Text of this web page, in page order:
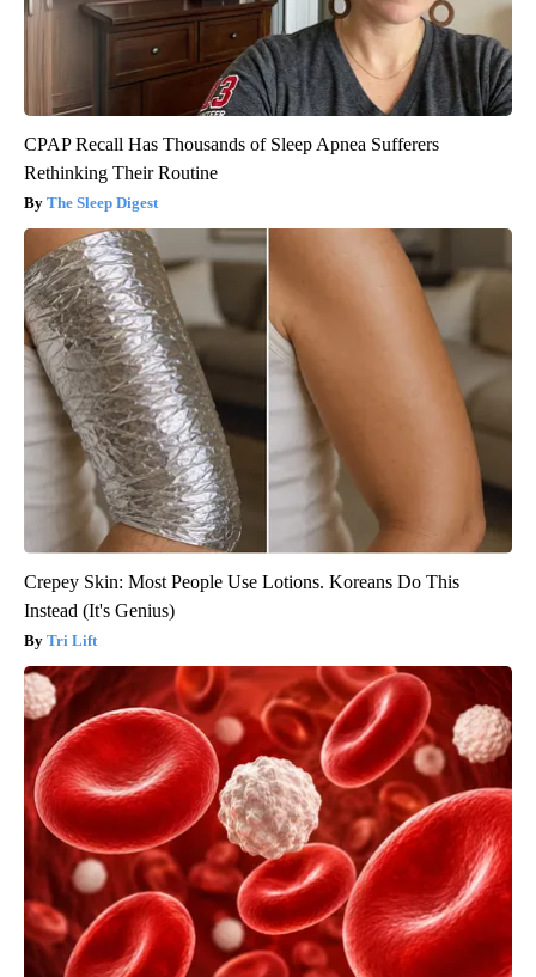
CPAP Recall Has Thousands of Sleep Apnea Sufferers
Rethinking Their Routine
The Sleep Digest
Crepey Skin: Most People Use Lotions. Koreans Do This
Instead (It's Genius)
Tri Lift